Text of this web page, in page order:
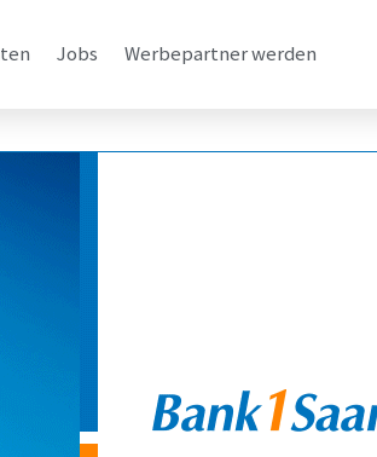
Jobs Werbepartner werden